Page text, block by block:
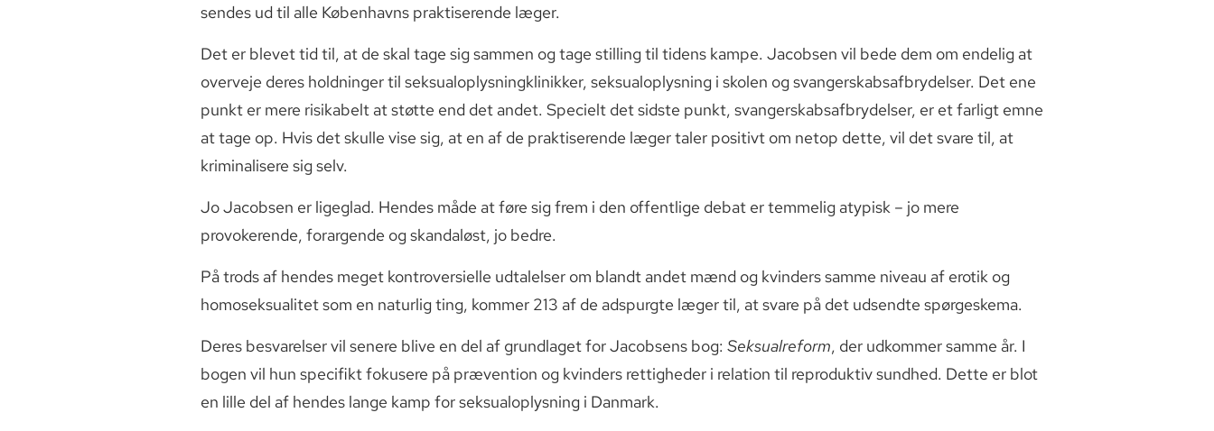
sendes ud til alle Københavns praktiserende læger.
Det er blevet tid til, at de skal tage sig sammen og tage stilling til tidens kampe. Jacobsen vil bede dem om endelig at
overveje deres holdninger til seksualoplysningklinikker, seksualoplysning i skolen og svangerskabsafbrydelser. Det ene
punkt er mere risikabelt at støtte end det andet. Specielt det sidste punkt, svangerskabsafbrydelser, er et farligt emne
at tage op. Hvis det skulle vise sig, at en af de praktiserende læger taler positivt om netop dette, vil det svare til, at
kriminalisere sig selv.
Jo Jacobsen er ligeglad. Hendes måde at føre sig frem i den offentlige debat er temmelig atypisk – jo mere
provokerende, forargende og skandaløst, jo bedre.
På trods af hendes meget kontroversielle udtalelser om blandt andet mænd og kvinders samme niveau af erotik og
homoseksualitet som en naturlig ting, kommer 213 af de adspurgte læger til, at svare på det udsendte spørgeskema.
Deres besvarelser vil senere blive en del af grundlaget for Jacobsens bog: Seksualreform, der udkommer samme år. I
bogen vil hun specifikt fokusere på prævention og kvinders rettigheder i relation til reproduktiv sundhed. Dette er blot
en lille del af hendes lange kamp for seksualoplysning i Danmark.